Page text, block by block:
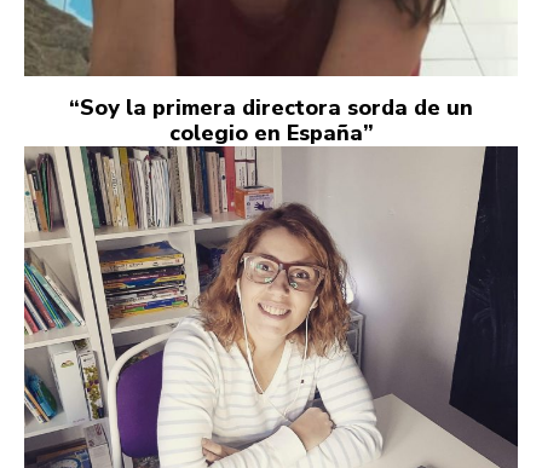
“Soy la primera directora sorda de un
colegio en España”